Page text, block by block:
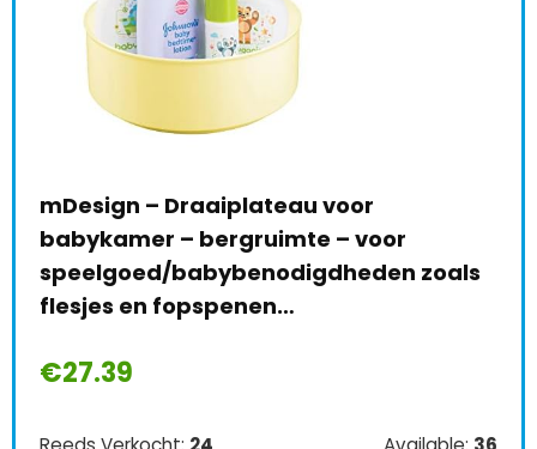
mDesign – Draaiplateau voor
babykamer – bergruimte – voor
speelgoed/babybenodigdheden zoals
flesjes en fopspenen…
€27.39